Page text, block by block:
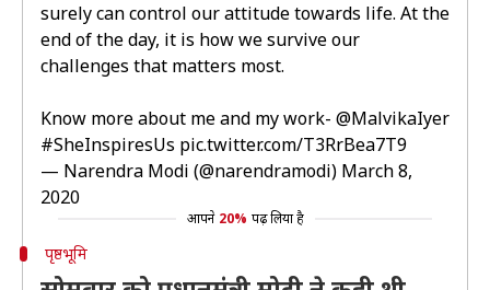
surely can control our attitude towards life. At the
end of the day, it is how we survive our
challenges that matters most.
Know more about me and my work- @MalvikaIyer
#SheInspiresUs pic.twitter.com/T3RrBea7T9
— Narendra Modi (@narendramodi) March 8,
2020
आपने 20% पढ़ लिया है
पृष्ठभूमि